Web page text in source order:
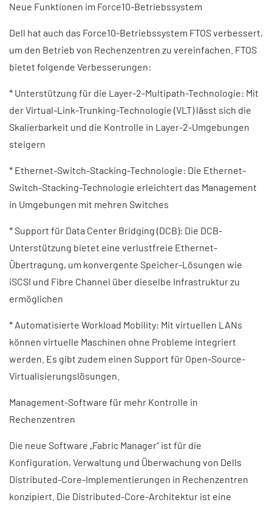
Neue Funktionen im Force10-Betriebssystem
Dell hat auch das Force10-Betriebssystem FTOS verbessert,
um den Betrieb von Rechenzentren zu vereinfachen. FTOS
bietet folgende Verbesserungen:
* Unterstützung für die Layer-2-Multipath-Technologie: Mit
der Virtual-Link-Trunking-Technologie (VLT) lässt sich die
Skalierbarkeit und die Kontrolle in Layer-2-Umgebungen
steigern
* Ethernet-Switch-Stacking-Technologie: Die Ethernet-
Switch-Stacking-Technologie erleichtert das Management
in Umgebungen mit mehren Switches
* Support für Data Center Bridging (DCB): Die DCB-
Unterstützung bietet eine verlustfreie Ethernet-
Übertragung, um konvergente Speicher-Lösungen wie
iSCSI und Fibre Channel über dieselbe Infrastruktur zu
ermöglichen
* Automatisierte Workload Mobility: Mit virtuellen LANs
können virtuelle Maschinen ohne Probleme integriert
werden. Es gibt zudem einen Support für Open-Source-
Virtualisierungslösungen.
Management-Software für mehr Kontrolle in
Rechenzentren
Die neue Software „Fabric Manager“ ist für die
Konfiguration, Verwaltung und Überwachung von Dells
Distributed-Core-Implementierungen in Rechenzentren
konzipiert. Die Distributed-Core-Architektur ist eine